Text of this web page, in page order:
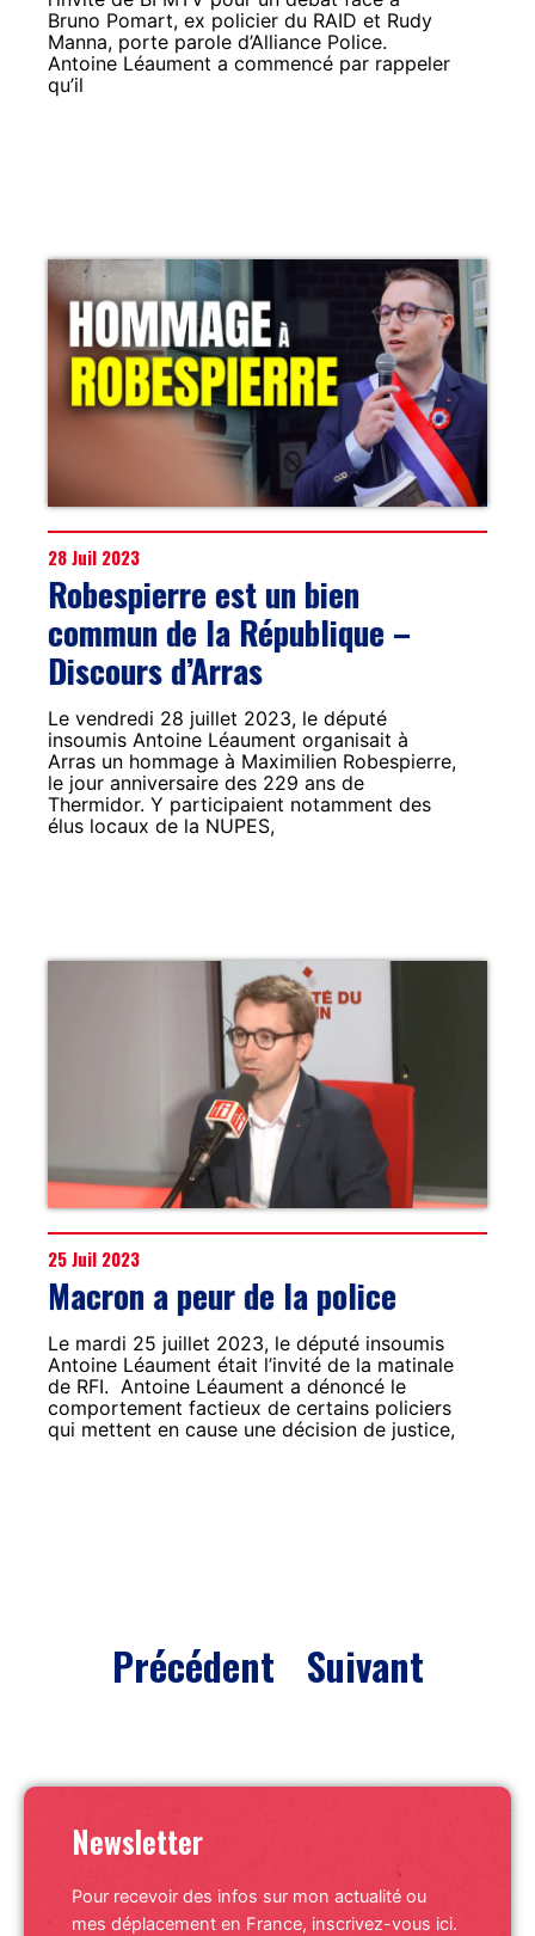
Bruno Pomart, ex policier du RAID et Rudy
Manna, porte parole d’Alliance Police.
Antoine Léaument a commencé par rappeler
qu’il
28 Juil 2023
Robespierre est un bien
commun de la République –
Discours d’Arras
Le vendredi 28 juillet 2023, le député
insoumis Antoine Léaument organisait à
Arras un hommage à Maximilien Robespierre,
le jour anniversaire des 229 ans de
Thermidor. Y participaient notamment des
élus locaux de la NUPES,
25 Juil 2023
Macron a peur de la police
Le mardi 25 juillet 2023, le député insoumis
Antoine Léaument était l’invité de la matinale
de RFI. Antoine Léaument a dénoncé le
comportement factieux de certains policiers
qui mettent en cause une décision de justice,
Précédent Suivant
Newsletter
Pour recevoir des infos sur mon actualité ou
mes déplacement en France, inscrivez-vous ici.